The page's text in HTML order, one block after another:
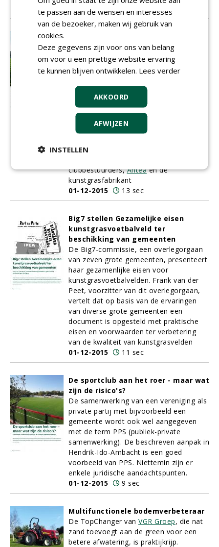
01-12-2015
14 sec
opdrachtgever, maar zonder
gemeente lukt het niet
De trend is onmiskenbaar. Clubs zullen in
de toekomst een grotere rol gaan spelen
bij de aanleg van nieuwe velden. Een
mooi voorbeeld wordt gevormd door de
clubs IFC en ASWH uit Hendrik-Ido-
Ambacht, die samen twee
kunstgrasvelden realiseerden op
Fieldmanager praat met alle
clubbestuurders,Anteaen de
kunstgrasfabrikant
01-12-2015
13 sec
Big7 stellen Gezamelijke eisen
kunstgrasvoetbalveld ter
beschikking van gemeenten
De Big7-commissie, een overlegorgaan
van zeven grote gemeenten, presenteert
haar gezamenlijke eisen voor
kunstgrasvoetbalvelden. Frank van der
Peet, voorzitter van dit overlegorgaan,
vertelt dat op basis van de ervaringen
van diverse grote gemeenten een
document is opgesteld met praktische
eisen en voorwaarden ter verbetering
van de kwaliteit van kunstgrasvelden
01-12-2015
11 sec
De sportclub aan het roer - maar wat
zijn de risico's?
De samenwerking van een vereniging als
private partij met bijvoorbeeld een
gemeente wordt ook wel aangegeven
met de term PPS (publiek-private
samenwerking). De beschreven aanpak in
Hendrik-Ido-Ambacht is een goed
voorbeeld van PPS. Niettemin zijn er
enkele juridische aandachtspunten.
01-12-2015
9 sec
Multifunctionele bodemverbeteraar
De TopChanger van VGR Groep, die nat
zand toevoegt aan de green voor een
betere afwatering, is praktijkrijp.
te passen aan de wensen en interesses
van de bezoeker, maken wij gebruik van
cookies.
Deze gegevens zijn voor ons van belang
om voor u een prettige website ervaring
te kunnen blijven ontwikkelen. Lees verder
AKKOORD
AFWIJZEN
INSTELLEN